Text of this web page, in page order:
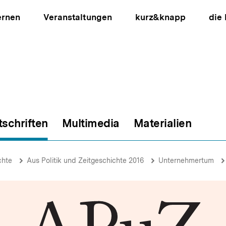
Veranstaltungen kurz&knapp die
Multimedia Materialien
Aus Politik und Zeitgeschichte 2016 Unternehmertum